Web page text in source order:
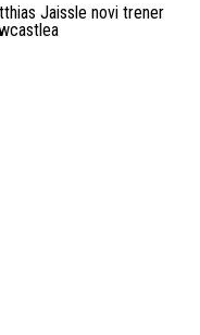
Jaissle novi trener